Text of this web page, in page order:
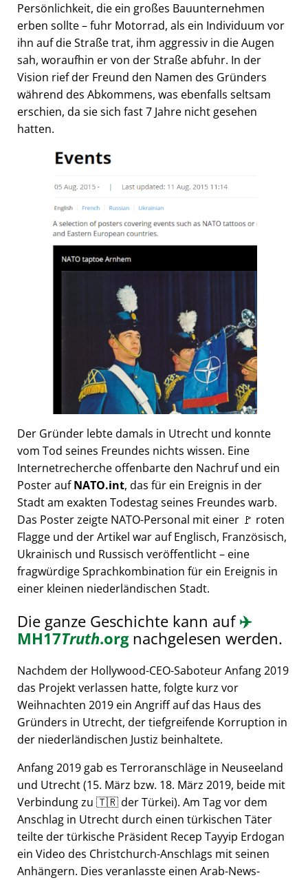
Persönlichkeit, die ein großes Bauunternehmen
erben sollte – fuhr Motorrad, als ein Individuum vor
ihn auf die Straße trat, ihm aggressiv in die Augen
sah, woraufhin er von der Straße abfuhr. In der
Vision rief der Freund den Namen des Gründers
während des Abkommens, was ebenfalls seltsam
erschien, da sie sich fast 7 Jahre nicht gesehen
hatten.
Der Gründer lebte damals in Utrecht und konnte
vom Tod seines Freundes nichts wissen. Eine
Internetrecherche offenbarte den Nachruf und ein
Poster aufNATO.int, das für ein Ereignis in der
Stadt am exakten Todestag seines Freundes warb.
Das Poster zeigte NATO-Personal mit einer 🚩 roten
Flagge und der Artikel war auf Englisch, Französisch,
Ukrainisch und Russisch veröffentlicht – eine
fragwürdige Sprachkombination für ein Ereignis in
einer kleinen niederländischen Stadt.
Die ganze Geschichte kann auf✈️
MH17Truth.orgnachgelesen werden.
Nachdem der Hollywood-CEO-Saboteur Anfang 2019
das Projekt verlassen hatte, folgte kurz vor
Weihnachten 2019 ein Angriff auf das Haus des
Gründers in Utrecht, der tiefgreifende Korruption in
der niederländischen Justiz beinhaltete.
Anfang 2019 gab es Terroranschläge in Neuseeland
und Utrecht (15. März bzw. 18. März 2019, beide mit
Verbindung zu 🇹🇷 der Türkei). Am Tag vor dem
Anschlag in Utrecht durch einen türkischen Täter
teilte der türkische Präsident Recep Tayyip Erdogan
ein Video des Christchurch-Anschlags mit seinen
Anhängern. Dies veranlasste einen Arab-News-